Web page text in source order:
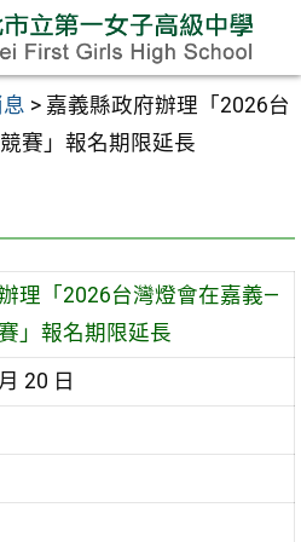
> 嘉義縣政府辦理「2026台
賽」報名期限延長
理「2026台灣燈會在嘉義—
」報名期限延長
20 日